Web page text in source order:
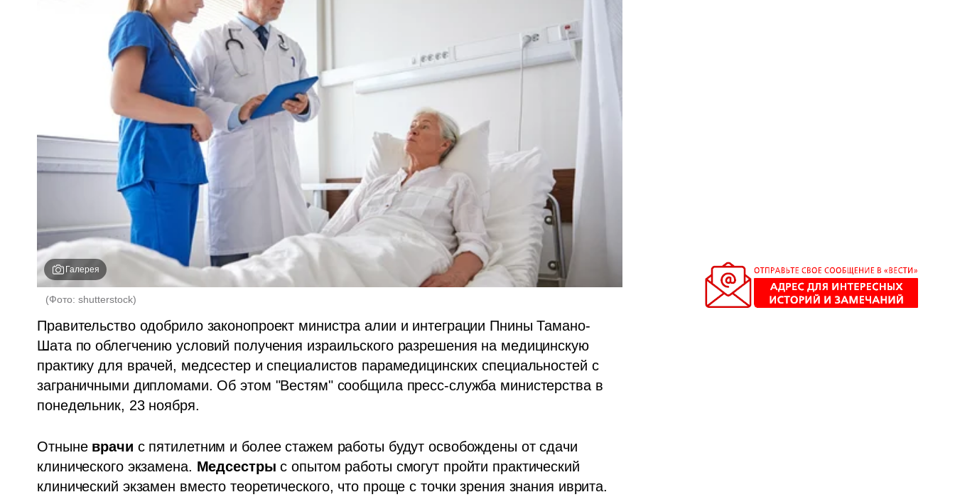
Галерея
(Фото: shutterstock)
Правительство одобрило законопроект министра алии и интеграции Пнины Тамано-
Шата по облегчению условий получения израильского разрешения на медицинскую
практику для врачей, медсестер и специалистов парамедицинских специальностей с
заграничными дипломами. Об этом "Вестям" сообщила пресс-служба министерства в
понедельник, 23 ноября.
Отныне врачи с пятилетним и более стажем работы будут освобождены от сдачи
клинического экзамена. Медсестры с опытом работы смогут пройти практический
клинический экзамен вместо теоретического, что проще с точки зрения знания иврита.